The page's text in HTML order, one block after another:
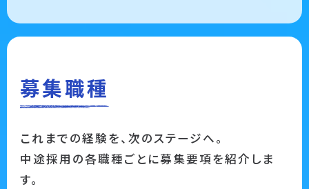
募集職種
これまでの経験を、次のステージへ。
中途採用の各職種ごとに募集要項を紹介しま
す。